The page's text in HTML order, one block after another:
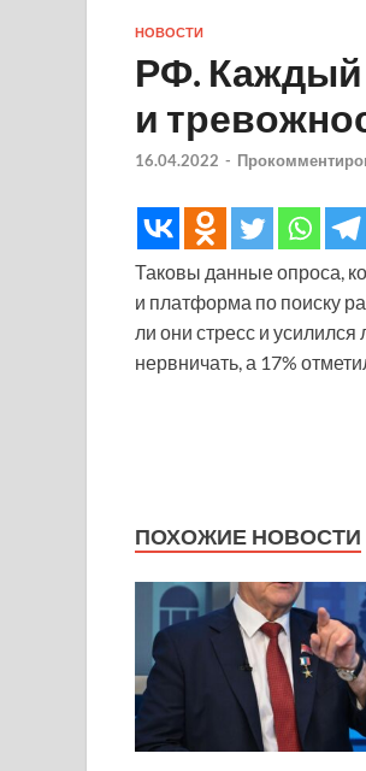
НОВОСТИ
РФ. Каждый
и
16.04.2022 -
Таковы данные опроса,
и платформа по поиску
ли они стресс и
нервничать, а 17%
ПОХОЖИЕ НОВОСТИ